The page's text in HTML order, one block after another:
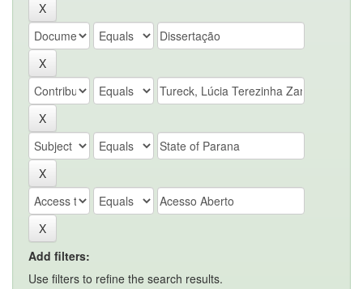
Add filters:
Use filters to refine the search results.